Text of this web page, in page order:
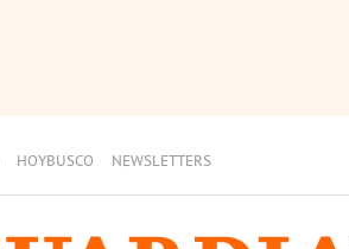
HOYBUSCO NEWSLETTERS